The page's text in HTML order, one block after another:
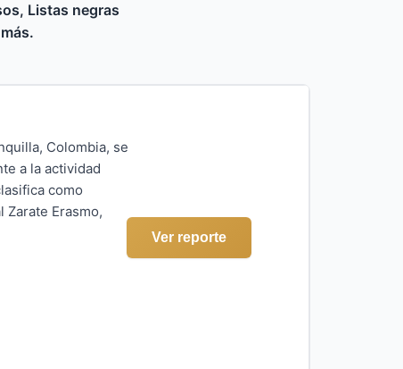
Listas negras
Colombia, se
a la actividad
como
Zarate Erasmo,
Ver reporte